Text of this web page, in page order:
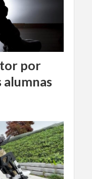
por
alumnas